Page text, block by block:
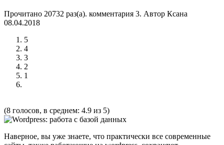
Прочитано 20732 раз(a). комментария 3. Автор Ксана
08.04.2018
5
4
3
2
1
(8 голосов, в среднем: 4.9 из 5)
Наверное, вы уже знаете, что практически все современные